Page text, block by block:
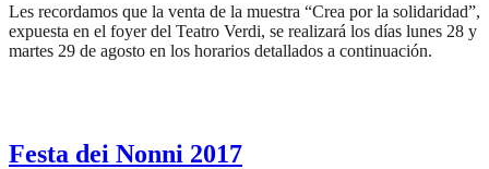
Les recordamos que la venta de la muestra “Crea por la solidaridad”,
expuesta en el foyer del Teatro Verdi, se realizará los días lunes 28 y
martes 29 de agosto en los horarios detallados a continuación.
Festa dei Nonni 2017